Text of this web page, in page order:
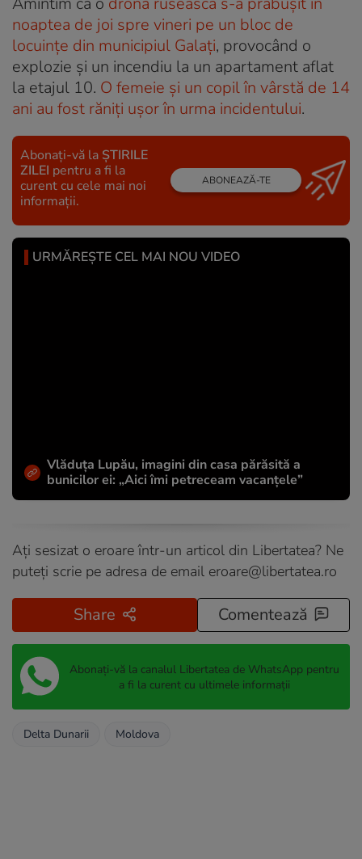
noaptea de joi spre vineri pe un bloc de
locuințe din municipiul Galați, provocând o
explozie și un incendiu la un apartament aflat
la etajul 10. O femeie și un copil în vârstă de 14
ani au fost răniți ușor în urma incidentului.
Abonați-vă la ȘTIRILE
ZILEI pentru a fi la
curent cu cele mai noi
informații.
ABONEAZĂ-TE
URMĂREȘTE CEL MAI NOU VIDEO
Vlăduța Lupău, imagini din casa părăsită a
bunicilor ei: „Aici îmi petreceam vacanțele”
Ați sesizat o eroare într-un articol din Libertatea? Ne
puteți scrie pe adresa de email eroare@libertatea.ro
Share Comentează
Abonați-vă la canalul Libertatea de WhatsApp pentru
a fi la curent cu ultimele informații
Delta Dunarii Moldova